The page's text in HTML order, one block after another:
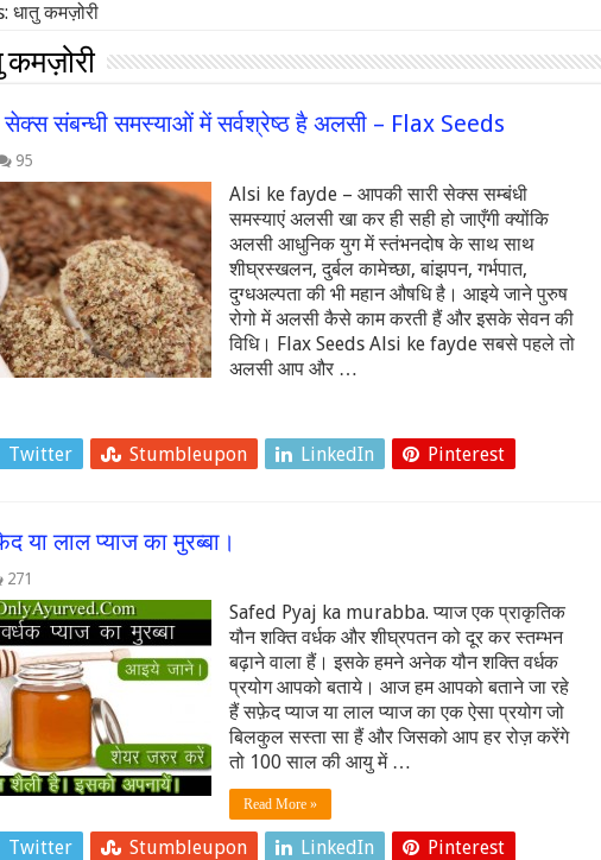
धातु कमज़ोरी
कमज़ोरी
संबन्धी समस्याओं में सर्वश्रेष्ठ है अलसी – Flax Seeds
95
Alsi ke fayde – आपकी सारी सेक्स सम्बंधी
समस्याएं अलसी खा कर ही सही हो जाएँगी क्योंकि
अलसी आधुनिक युग में स्तंभनदोष के साथ साथ
शीघ्रस्खलन, दुर्बल कामेच्छा, बांझपन, गर्भपात,
दुग्धअल्पता की भी महान औषधि है। आइये जाने पुरुष
रोगो में अलसी कैसे काम करती हैं और इसके सेवन की
विधि। Flax Seeds Alsi ke fayde सबसे पहले तो
अलसी आप और …
Twitter Stumbleupon LinkedIn Pinterest
या लाल प्याज का मुरब्बा।
271
Safed Pyaj ka murabba. प्याज एक प्राकृतिक
यौन शक्ति वर्धक और शीघ्रपतन को दूर कर स्तम्भन
बढ़ाने वाला हैं। इसके हमने अनेक यौन शक्ति वर्धक
प्रयोग आपको बताये। आज हम आपको बताने जा रहे
हैं सफ़ेद प्याज या लाल प्याज का एक ऐसा प्रयोग जो
बिलकुल सस्ता सा हैं और जिसको आप हर रोज़ करेंगे
तो 100 साल की आयु में …
Read More »
Twitter Stumbleupon LinkedIn Pinterest